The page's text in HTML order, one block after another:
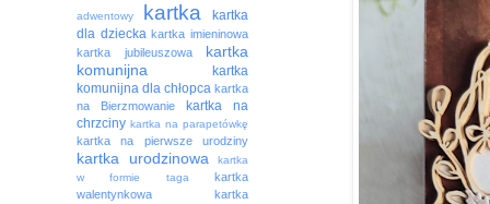
adwentowy
kartka
kartka
dla dziecka kartka imieninowa
kartka jubileuszowa
kartka
komunijna
kartka
komunijna dla chłopca kartka
na Bierzmowanie
kartka na
chrzciny kartka na parapetówkę
kartka na pierwsze urodziny
kartka urodzinowa
kartka
w formie taga
kartka
walentynkowa
kartka